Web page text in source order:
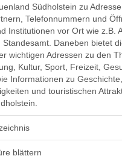
Südholstein zu
Telefonnummern und
Institutionen vor Ort wie z.B.
Standesamt. Daneben bietet
wichtigen Adressen zu den
Kultur, Sport, Freizeit,
Informationen zu Geschichte,
und touristischen
blättern